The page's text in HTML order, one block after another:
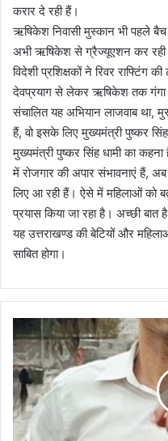
करार दे रही हैं।
ऋषिकेश निवासी मुस्कान भी पहले
अभी ऋषिकेश से ग्रैज्यूएशन कर रही
विदेशी प्रशिक्षकों ने रिवर राफ्टिंग
देवप्रयाग से लेकर ऋषिकेश तक गंगा में
संचालित यह अभियान लाजवाब था,
हैं, वो इसके लिए मुख्यमंत्री पुष्कर
मुख्यमंत्री पुष्कर सिंह धामी का
में रोजगार की अपार संभावनाएं हैं,
लिए आ रही हैं। ऐसे में महिलाओं को
प्रयास किया जा रहा है। अच्छी
यह उत्तराखण्ड की बेटियों और
साबित होगा।
न
के
चौ
रा
हों